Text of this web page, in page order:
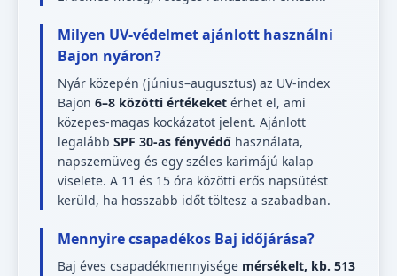
Milyen UV-védelmet ajánlott használni
Bajon nyáron?
Nyár közepén (június–augusztus) az UV-index
Bajon 6–8 közötti értékeket érhet el, ami
közepes-magas kockázatot jelent. Ajánlott
legalább SPF 30-as fényvédő használata,
napszemüveg és egy széles karimájú kalap
viselete. A 11 és 15 óra közötti erős napsütést
kerüld, ha hosszabb időt töltesz a szabadban.
Mennyire csapadékos Baj időjárása?
Baj éves csapadékmennyisége mérsékelt, kb. 513